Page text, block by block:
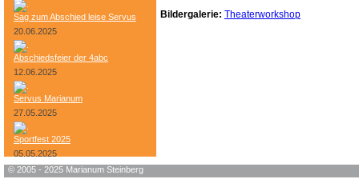
Sag zum Abschied leise Servus
20.06.2025
Abschiedsfeier der 4abc
12.06.2025
Servus Marianum
27.05.2025
Sportfest 2025
05.05.2025
Bundesheer-Tag
Bildergalerie: Theaterworkshop
© 2005 - 2025 Marianum Steinberg